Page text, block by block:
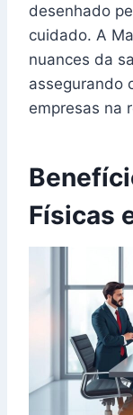
desenhado
cuidado. A
nuances da
assegurando
empresas na
Físicas